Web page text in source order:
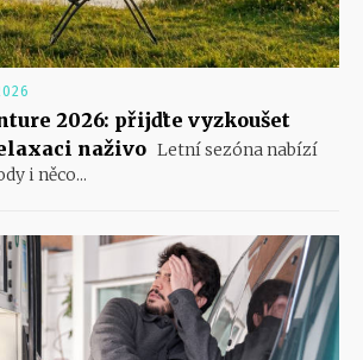
2026: přijďte vyzkoušet
naživo Letní sezóna nabízí
i něco...